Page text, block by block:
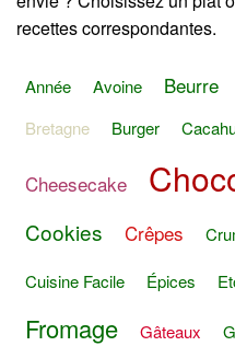
recettes correspondantes.
Année Avoine Beurre
Bretagne
Burger
Cheesecake
Cookies Crêpes
Cuisine Facile Épices
Fromage Gâteaux